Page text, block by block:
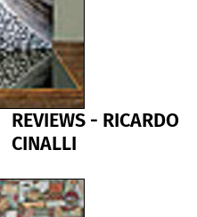
REVIEWS - RICARDO
CINALLI